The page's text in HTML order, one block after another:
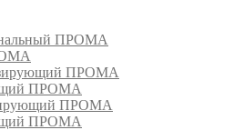
ПРОМА
ПРОМА
ПРОМА
ПРОМА
ПРОМА